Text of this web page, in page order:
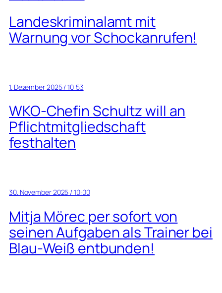
Landeskriminalamt mit
Warnung vor Schockanrufen!
1. Dezember 2025 / 10:53
WKO-Chefin Schultz will an
Pflichtmitgliedschaft
festhalten
30. November 2025 / 10:00
Mitja Mörec per sofort von
seinen Aufgaben als Trainer bei
Blau-Weiß entbunden!